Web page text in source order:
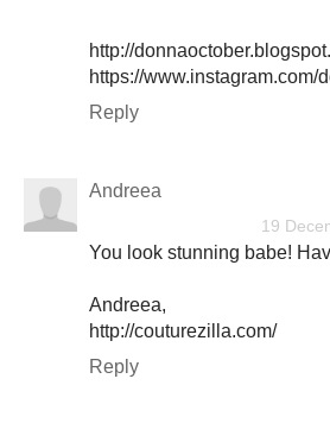
http://
https://www.instagram.com/
Reply
Andreea
19
You look stunning babe!
Andreea,
http://couturezilla.com/
Reply